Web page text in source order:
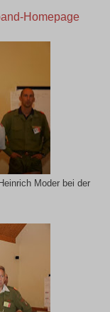
Homepage
Moder bei der